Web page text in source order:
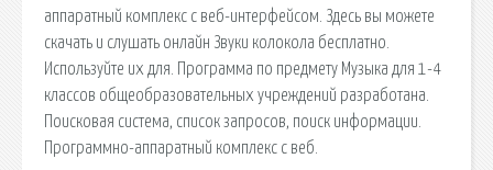
аппаратный комплекс с веб-интерфейсом. Здесь вы можете
скачать и слушать онлайн Звуки колокола бесплатно.
Используйте их для. Программа по предмету Музыка для 1-4
классов общеобразовательных учреждений разработана.
Поисковая сиcтема, список запросов, поиск информации.
Программно-аппаратный комплекс с веб.